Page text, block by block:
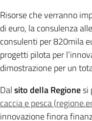
Risorse che verranno
di euro, la consulenza
consulenti per 820mila
progetti pilota per
dimostrazione per un
Dalsito della Regionesi
caccia e pesca
innovazione finora